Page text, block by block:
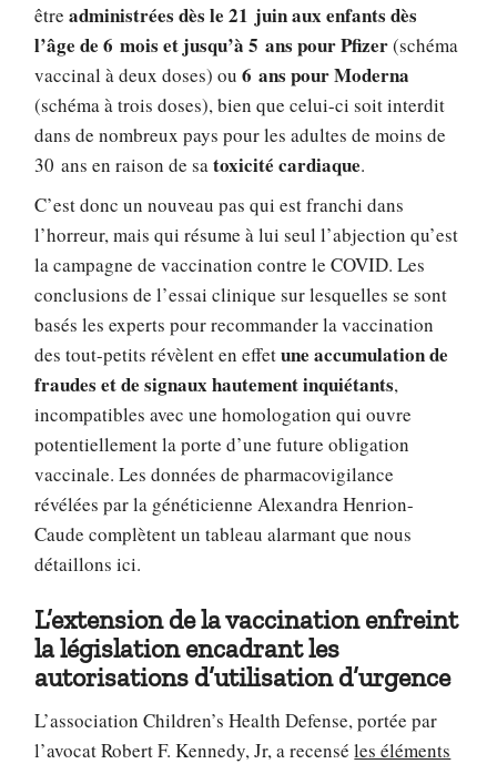
êtreadministrées dès le 21 juin aux enfants dès
l’âge de 6 mois et jusqu’à 5 ans pour Pfizer(schéma
vaccinal à deux doses) ou6 ans pour Moderna
(schéma à trois doses), bien que celui-ci soit interdit
dans de nombreux pays pour les adultes de moins de
30 ans en raison de satoxicité cardiaque.
C’est donc un nouveau pas qui est franchi dans
l’horreur, mais qui résume à lui seul l’abjection qu’est
la campagne de vaccination contre le COVID. Les
conclusions de l’essai clinique sur lesquelles se sont
basés les experts pour recommander la vaccination
des tout-petits révèlent en effetune accumulation de
fraudes et de signaux hautement inquiétants,
incompatibles avec une homologation qui ouvre
potentiellement la porte d’une future obligation
vaccinale. Les données de pharmacovigilance
révélées par la généticienne Alexandra Henrion-
Caude complètent un tableau alarmant que nous
détaillons ici.
L’extension de la vaccination enfreint
la législation encadrant les
autorisations d’utilisation d’urgence
L’association Children’s Health Defense, portée par
l’avocat Robert F. Kennedy, Jr, a recenséles éléments